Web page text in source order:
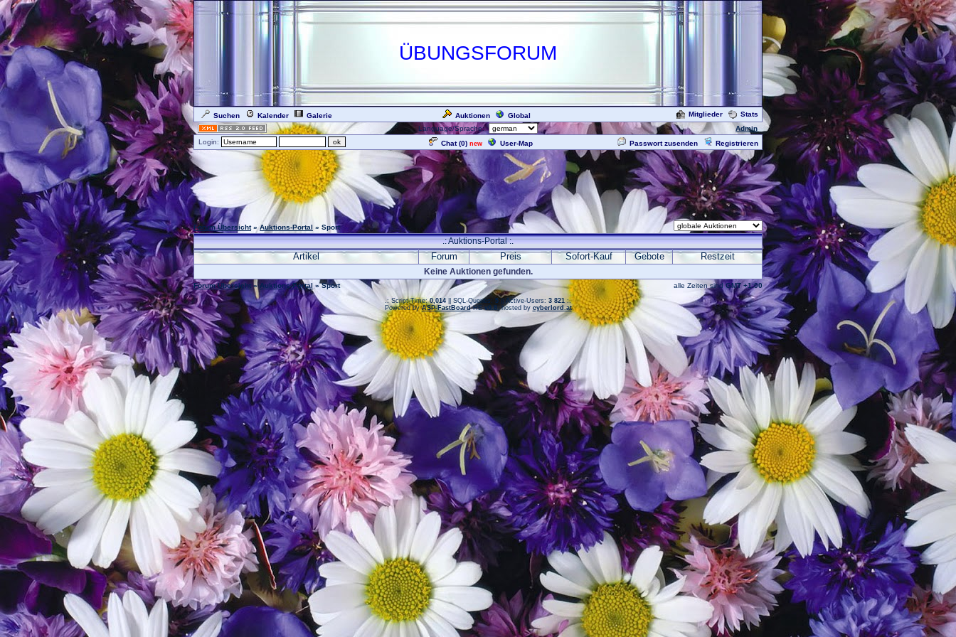
ÜBUNGSFORUM
Suchen Kalender Galerie Auktionen Global Mitglieder
Stats
Language/Sprache:
Admin
Login:
Chat (0) new User-Map Passwort zusenden Registrieren
Forum Übersicht»Auktions-Portal » Sport
.: Auktions-Portal :.
Artikel Forum Preis Sofort-Kauf Gebote Restzeit
Keine Auktionen gefunden.
Forum Übersicht » Auktions-Portal » Sport alle Zeiten sindGMT +1:00
.: Script-Time:0,014 || SQL-Queries: 5 || Active-Users: 3 821 :.
Powered byASP-FastBoardHEv0.8, hosted by cyberlord.at